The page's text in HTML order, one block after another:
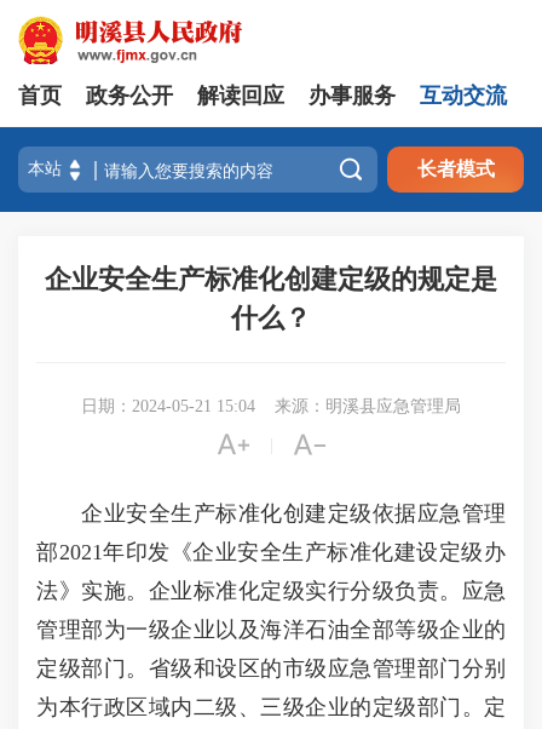
首页 政务公开 解读回应 办事服务 互动交流
 长者模式
企业安全生产标准化创建定级的规定是
什么？
日期：2024-05-21 15:04 来源：明溪县应急管理局
 
企业安全生产标准化创建定级依据应急管理
部2021年印发《企业安全生产标准化建设定级办
法》实施。企业标准化定级实行分级负责。应急
管理部为一级企业以及海洋石油全部等级企业的
定级部门。省级和设区的市级应急管理部门分别
为本行政区域内二级、三级企业的定级部门。定